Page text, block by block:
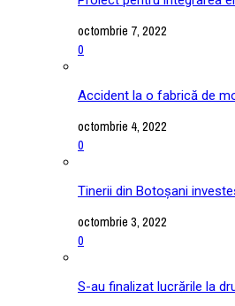
octombrie 7, 2022
0
Accident la o fabrică de
octombrie 4, 2022
0
Tinerii din Botoșani
octombrie 3, 2022
0
S-au finalizat lucrările la